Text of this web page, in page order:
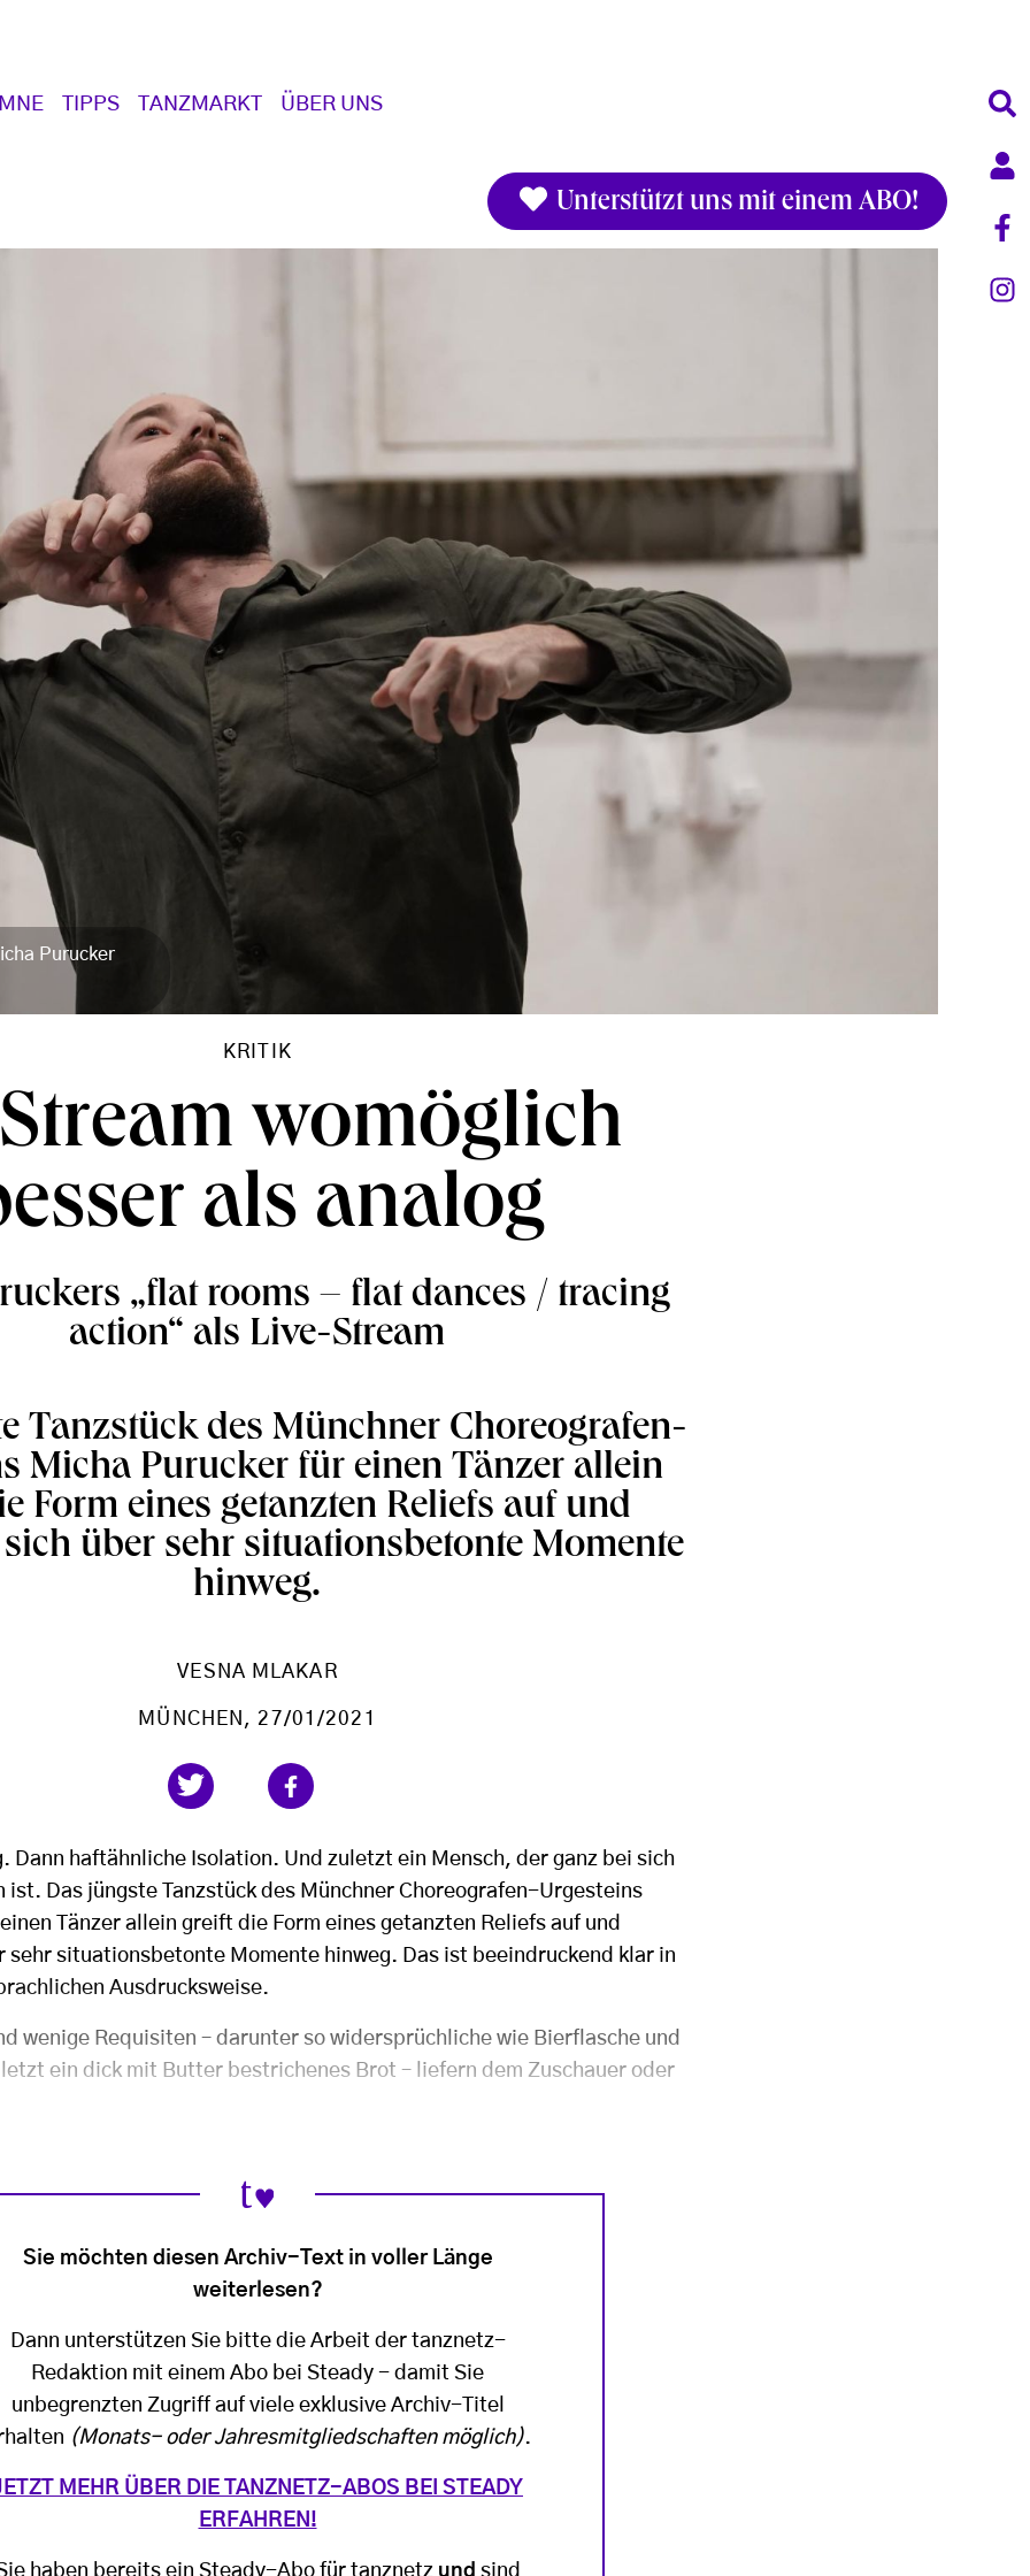
TIPPS TANZMARKT ÜBER UNS
Unterstützt uns mit einem ABO!
Purucker
KRITIK
womöglich
als analog
„flat rooms – flat dances / tracing
action“ als Live-Stream
Tanzstück des Münchner Choreografen-
Micha Purucker für einen Tänzer allein
Form eines getanzten Reliefs auf und
über sehr situationsbetonte Momente
hinweg.
VESNA MLAKAR
MÜNCHEN , 27/01/2021
Dann haftähnliche Isolation. Und zuletzt ein Mensch, der ganz bei sich
ist. Das jüngste Tanzstück des Münchner Choreografen-Urgesteins
Tänzer allein greift die Form eines getanzten Reliefs auf und
sehr situationsbetonte Momente hinweg. Das ist beeindruckend klar in
Ausdrucksweise.
wenige Requisiten – darunter so widersprüchliche wie Bierflasche und
ein dick mit Butter bestrichenes Brot – liefern dem Zuschauer oder
Sie möchten diesen Archiv-Text in voller Länge
weiterlesen?
Dann unterstützen Sie bitte die Arbeit der tanznetz-
Redaktion mit einem Abo bei Steady - damit Sie
unbegrenzten Zugriff auf viele exklusive Archiv-Titel
(Monats- oder Jahresmitgliedschaften möglich).
MEHR ÜBER DIE TANZNETZ-ABOS BEI STEADY
ERFAHREN!
haben bereits ein Steady-Abo für tanznetz und sind